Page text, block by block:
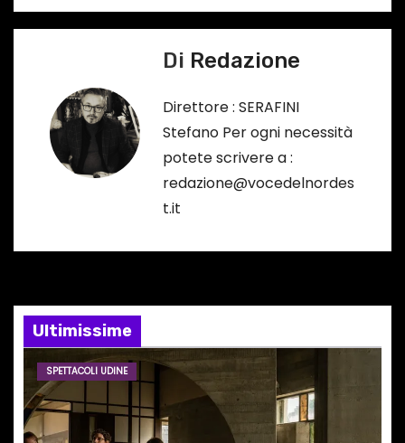
s
a
n
e
a
r
Di Redazione
Direttore : SERAFINI
Stefano Per ogni necessità
potete scrivere a :
redazione@vocedelnordes
t.it
Ultimissime
SPETTACOLI UDINE